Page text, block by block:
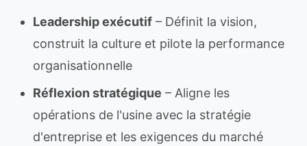
Leadership exécutif – Définit la vision,
construit la culture et pilote la performance
organisationnelle
Réflexion stratégique – Aligne les
opérations de l'usine avec la stratégie
d'entreprise et les exigences du marché